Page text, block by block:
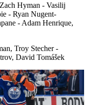
Hyman - Vasilij
- Ryan Nugent-
- Adam Henrique,
Troy Stecher -
David Tomášek